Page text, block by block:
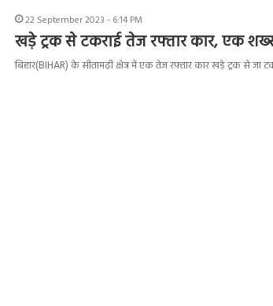
22 September 2023 - 6:14 PM
खड़े ट्रक से टकराई तेज रफ्तार कार, एक
बिहार(BIHAR) के सीतामढ़ी क्षेत्र में एक तेज रफ्तार कार खड़े ट्रक से